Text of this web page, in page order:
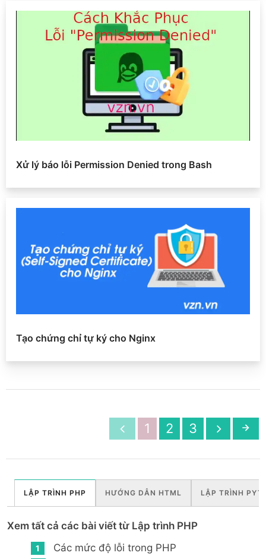
Xử lý báo lỗi Permission Denied trong Bash
Tạo chứng chỉ tự ký cho Nginx
1 2 3
LẬP TRÌNH PHP HƯỚNG DẪN HTML LẬP TRÌNH
Xem tất cả các bài viết từ Lập trình PHP
Các mức độ lỗi trong PHP